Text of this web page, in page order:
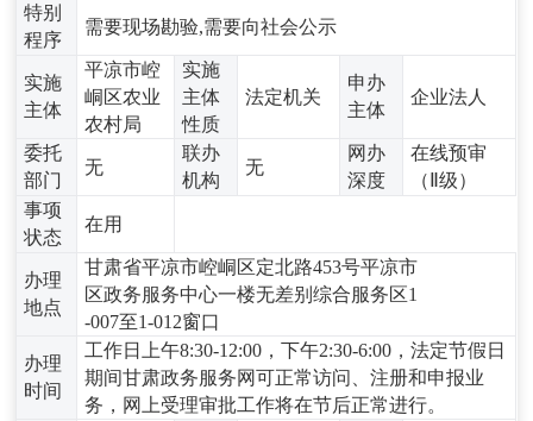
特别
程序
需要现场勘验,需要向社会公示
实施
主体
平凉市崆
峒区农业
农村局
实施
主体
性质
法定机关
申办
主体
企业法人
委托
部门
无
联办
机构
无
网办
深度
在线预审
（Ⅱ级）
事项
状态
在用
办理
地点
甘肃省平凉市崆峒区定北路453号平凉市
区政务服务中心一楼无差别综合服务区1
-007至1-012窗口
办理
时间
工作日上午8:30-12:00，下午2:30-6:00，法定节假日
期间甘肃政务服务网可正常访问、注册和申报业
务，网上受理审批工作将在节后正常进行。